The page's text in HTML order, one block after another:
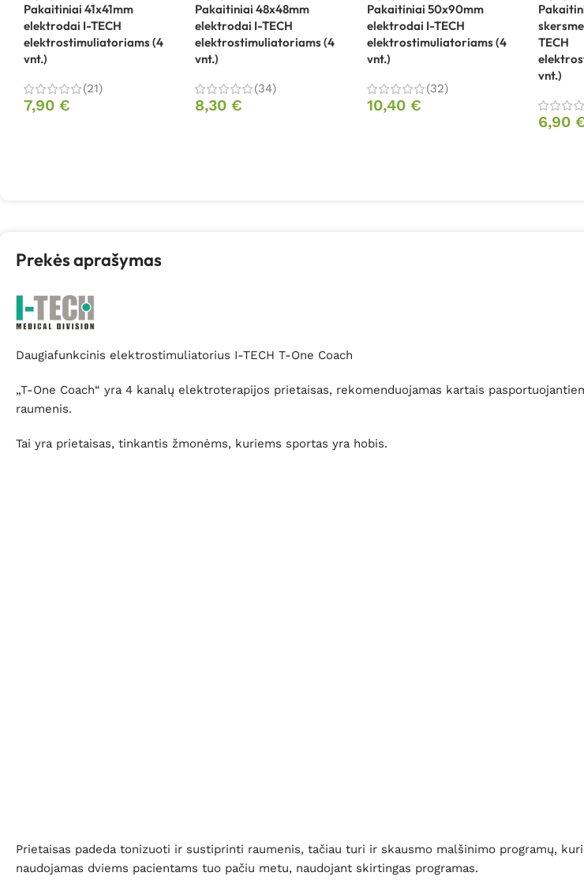
Pakaitiniai 41x41mm
elektrodai I-TECH
elektrostimuliatoriams (4
vnt.)
(21)
7,90 €
Pakaitiniai 48x48mm
elektrodai I-TECH
elektrostimuliatoriams (4
vnt.)
(34)
8,30€
Pakaitiniai 50x90mm
elektrodai I-TECH
elektrostimuliatoriams (4
vnt.)
(32)
10,40 €
TECH
vnt.)
6,90
Prekės aprašymas
Daugiafunkcinis elektrostimuliatorius I-TECH T-One Coach
„T-One Coach“ yra 4 kanalų elektroterapijos prietaisas, rekomenduojamas kartais
raumenis.
Tai yra prietaisas, tinkantis žmonėms, kuriems sportas yra hobis.
Prietaisas padeda tonizuoti ir sustiprinti raumenis, tačiau turi ir skausmo malšinimo programų,
naudojamas dviems pacientams tuo pačiu metu, naudojant skirtingas programas.